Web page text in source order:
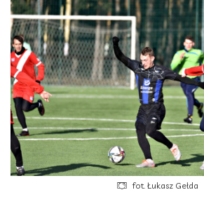
fot. Łukasz Gełda